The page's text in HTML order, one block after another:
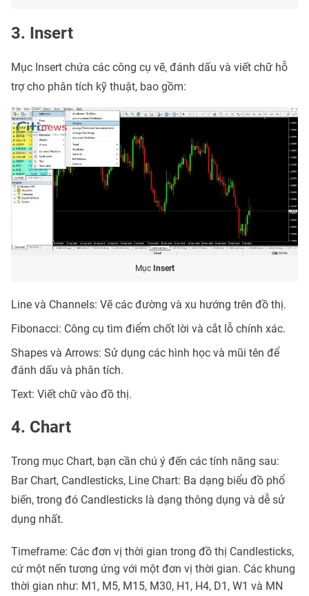
3. Insert
Mục Insert chứa các công cụ vẽ, đánh dấu và viết chữ hỗ
trợ cho phân tích kỹ thuật, bao gồm:
Mục Insert
Line và Channels: Vẽ các đường và xu hướng trên đồ thị.
Fibonacci: Công cụ tìm điểm chốt lời và cắt lỗ chính xác.
Shapes và Arrows: Sử dụng các hình học và mũi tên để
đánh dấu và phân tích.
Text: Viết chữ vào đồ thị.
4. Chart
Trong mục Chart, bạn cần chú ý đến các tính năng sau:
Bar Chart, Candlesticks, Line Chart: Ba dạng biểu đồ phổ
biến, trong đó Candlesticks là dạng thông dụng và dễ sử
dụng nhất.
Timeframe: Các đơn vị thời gian trong đồ thị Candlesticks,
cứ một nến tương ứng với một đơn vị thời gian. Các khung
thời gian như: M1, M5, M15, M30, H1, H4, D1, W1 và MN